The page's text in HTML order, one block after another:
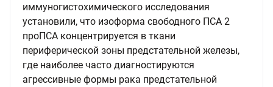
иммуногистохимического исследования
установили, что изоформа свободного ПСА 2
проПСА концентрируется в ткани
периферической зоны предстательной железы,
где наиболее часто диагностируются
агрессивные формы рака предстательной